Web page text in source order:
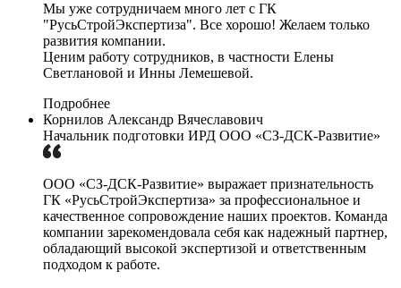
Мы уже сотрудничаем много лет с ГК
"РусьСтройЭкспертиза". Все хорошо! Желаем только
развития компании.
Ценим работу сотрудников, в частности Елены
Светлановой и Инны Лемешевой.
Подробнее
Корнилов Александр Вячеславович
Начальник подготовки ИРД ООО «СЗ-ДСК-Развитие»
ООО «СЗ-ДСК-Развитие» выражает признательность
ГК «РусьСтройЭкспертиза» за профессиональное и
качественное сопровождение наших проектов. Команда
компании зарекомендовала себя как надежный партнер,
обладающий высокой экспертизой и ответственным
подходом к работе.